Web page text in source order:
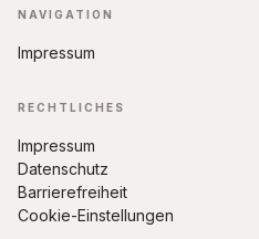
NAVIGATION
Impressum
RECHTLICHES
Impressum
Datenschutz
Barrierefreiheit
Cookie-Einstellungen